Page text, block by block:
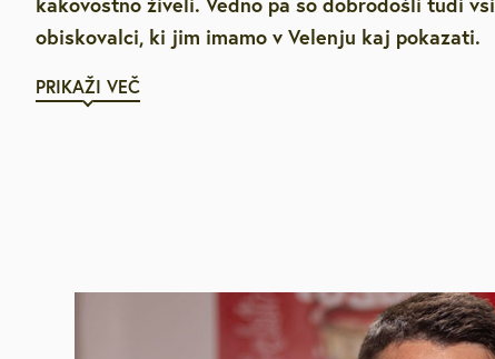
obiskovalci, ki jim imamo v Velenju kaj pokazati.
PRIKAŽI VEČ